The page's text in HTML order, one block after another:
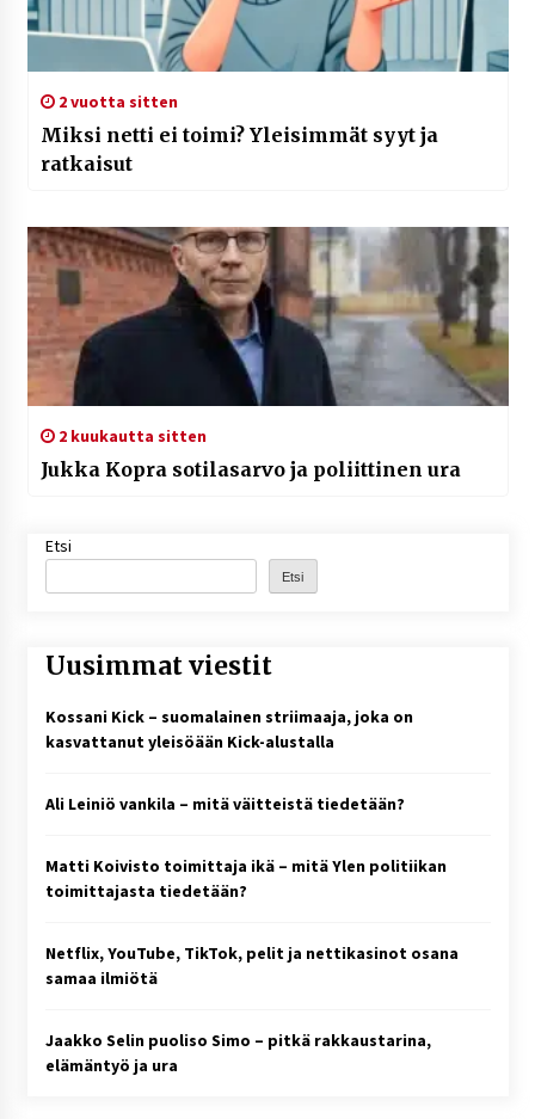
2 vuotta sitten
Miksi netti ei toimi? Yleisimmät syyt ja
ratkaisut
2 kuukautta sitten
Jukka Kopra sotilasarvo ja poliittinen ura
Etsi
Etsi
Uusimmat viestit
Kossani Kick – suomalainen striimaaja, joka on
kasvattanut yleisöään Kick-alustalla
Ali Leiniö vankila – mitä väitteistä tiedetään?
Matti Koivisto toimittaja ikä – mitä Ylen politiikan
toimittajasta tiedetään?
Netflix, YouTube, TikTok, pelit ja nettikasinot osana
samaa ilmiötä
Jaakko Selin puoliso Simo – pitkä rakkaustarina,
elämäntyö ja ura